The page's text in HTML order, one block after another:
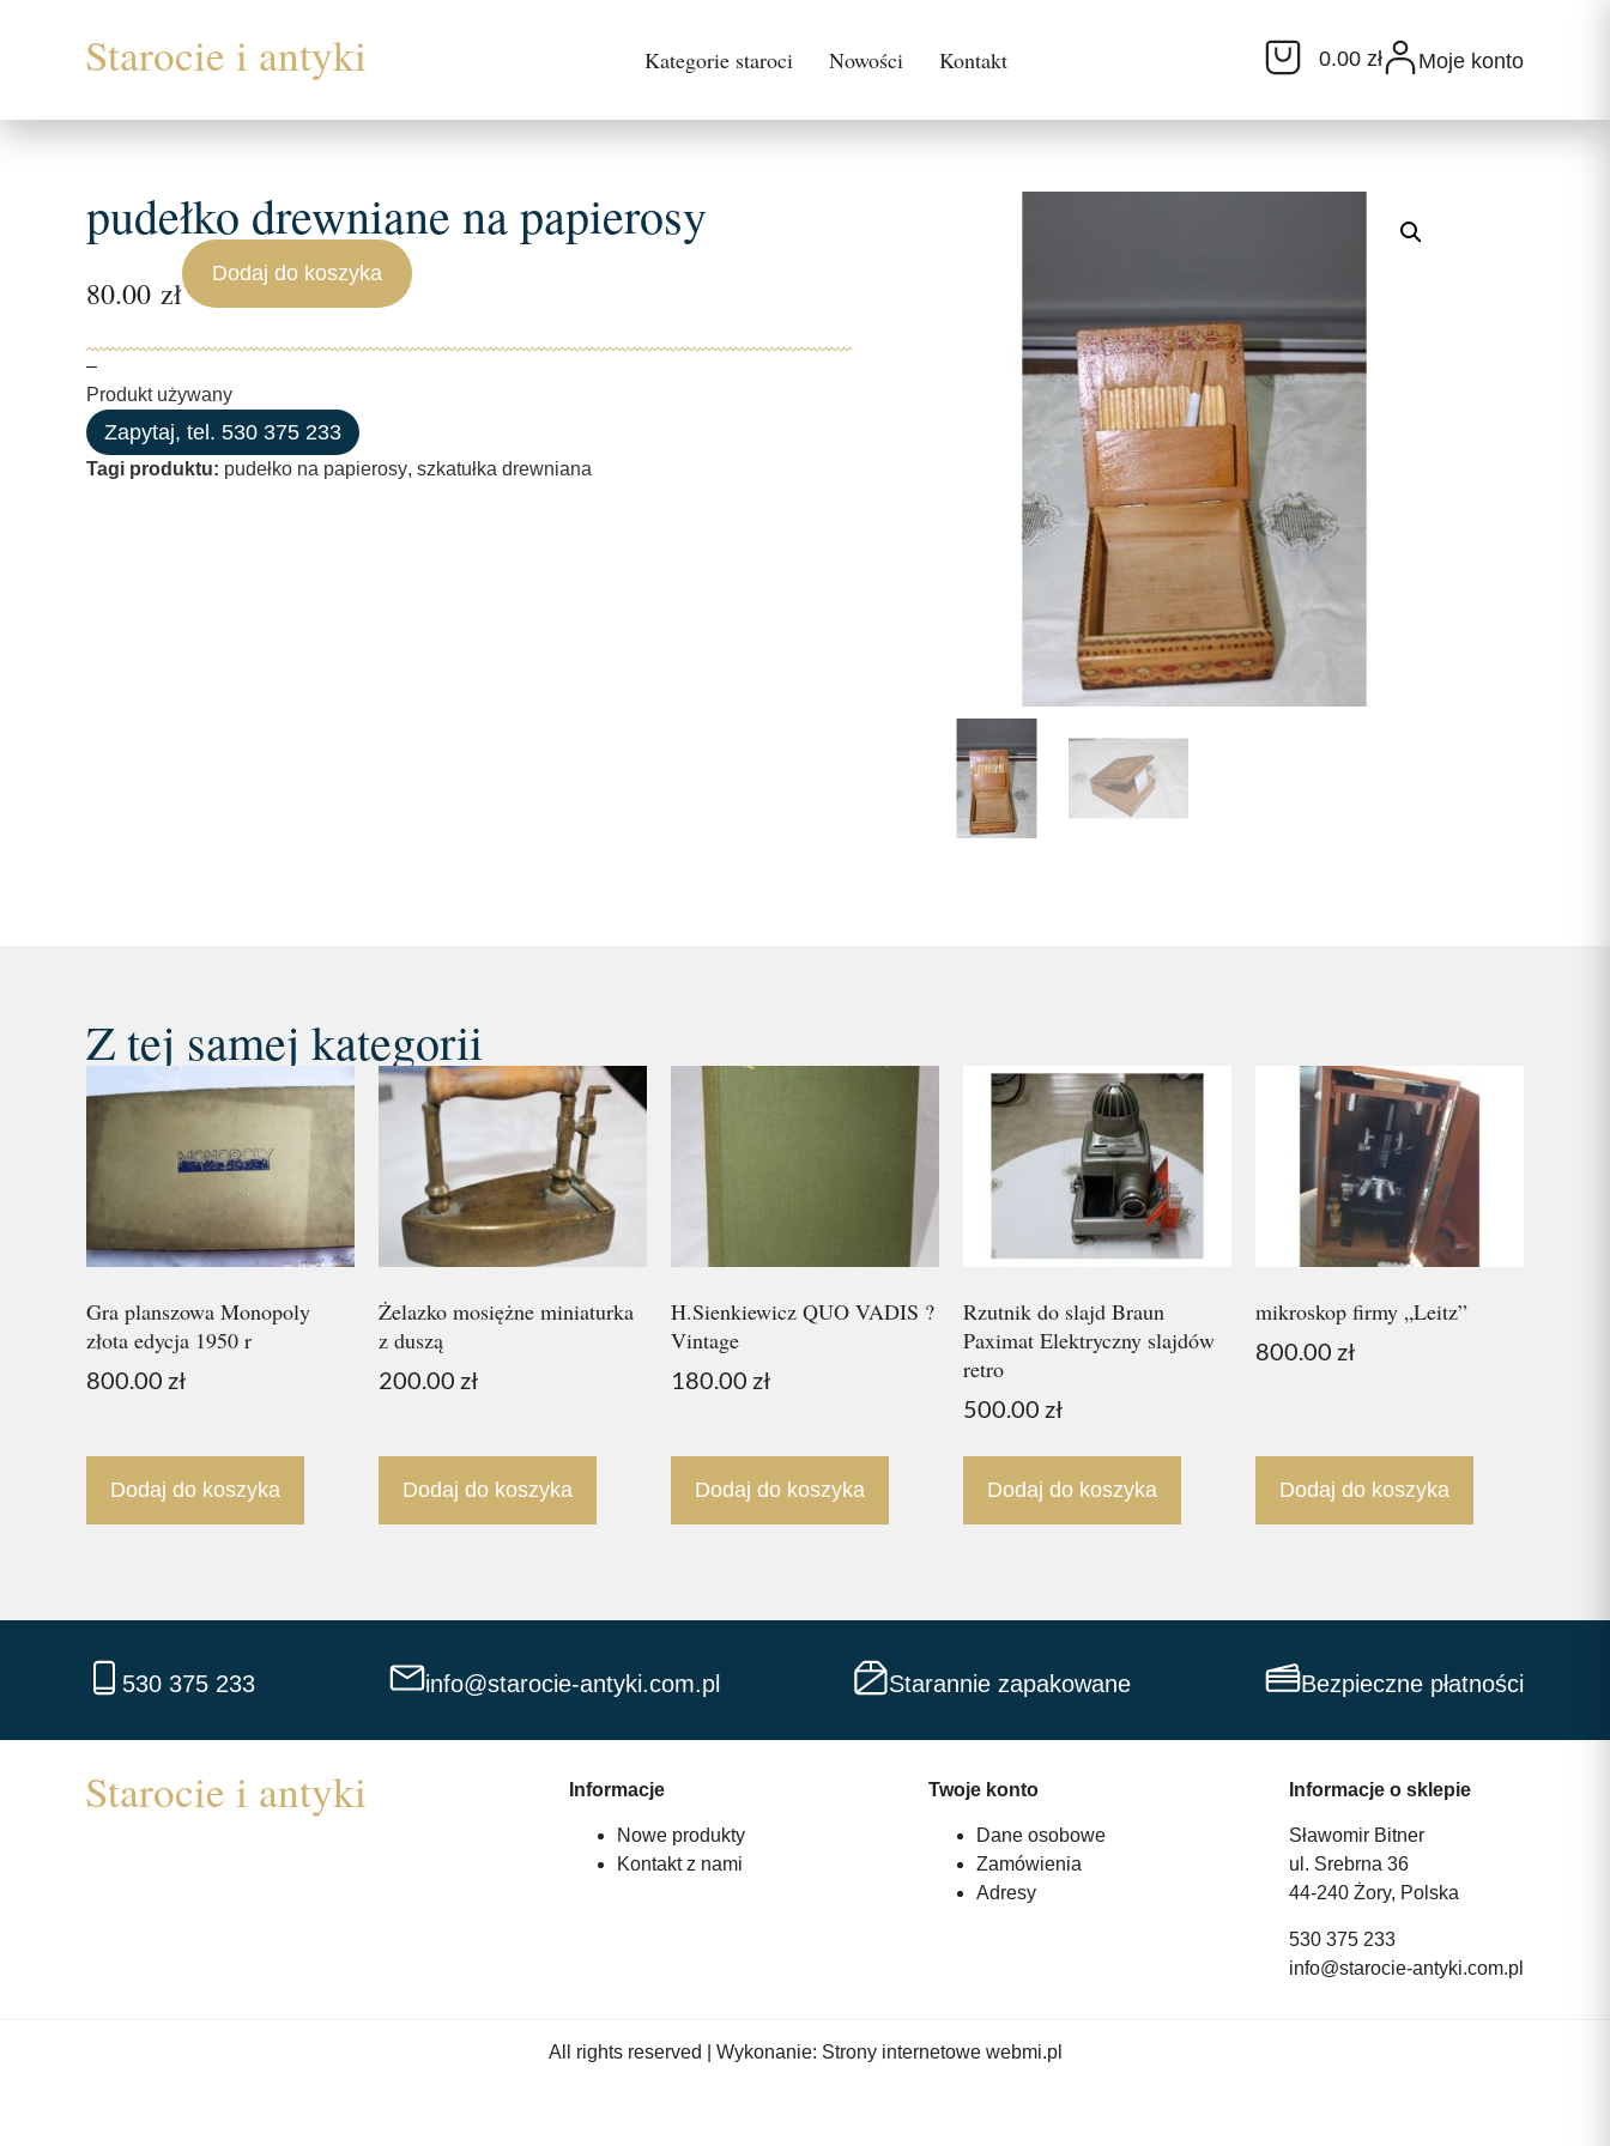
Kategorie staroci Nowości Kontakt 0.00 zł Moje konto
pudełko drewniane na papierosy
80.00 zł
Dodaj do koszyka
–
Produkt używany
Zapytaj, tel. 530 375 233
Tagi produktu: pudełko na papierosy, szkatułka drewniana
Z tej samej kategorii
Gra planszowa Monopoly
złota edycja 1950 r
800.00 zł
Dodaj do koszyka
Żelazko mosiężne miniaturka
z duszą
200.00 zł
Dodaj do koszyka
H.Sienkiewicz QUO VADIS ?
Vintage
180.00 zł
Dodaj do koszyka
Rzutnik do slajd Braun
Paximat Elektryczny slajdów
retro
500.00 zł
Dodaj do koszyka
mikroskop firmy „Leitz”
800.00 zł
Dodaj do koszyka
530 375 233 info@starocie-antyki.com.pl Starannie zapakowane Bezpieczne płatności
Informacje
Nowe produkty
Kontakt z nami
Twoje konto
Dane osobowe
Zamówienia
Adresy
Informacje o sklepie
Sławomir Bitner
ul. Srebrna 36
44-240 Żory, Polska
530 375 233
info@starocie-antyki.com.pl
All rights reserved | Wykonanie: Strony internetowe webmi.pl